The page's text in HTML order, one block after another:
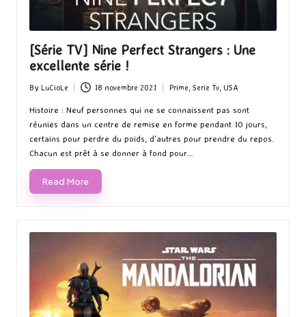
[Série TV] Nine Perfect Strangers : Une
excellente série !
Posted
by
By LuCioLe 18 novembre 2021
Posted
in
Prime Serie Tv, USA
Histoire : Neuf personnes qui ne se connaissent pas sont
réunies dans un centre de remise en forme pendant 10 jours,
certains pour perdre du poids, d'autres pour prendre du repos.
Chacun est prêt à se donner à fond pour…
Read More